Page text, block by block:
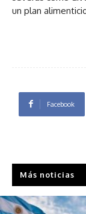
un plan
Facebook
Más noticias